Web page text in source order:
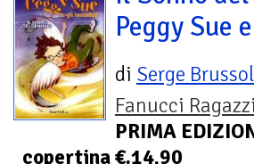
Peggy Sue
di Serge
Fanucci Ragazzi
PRIMA
copertina €.14,90